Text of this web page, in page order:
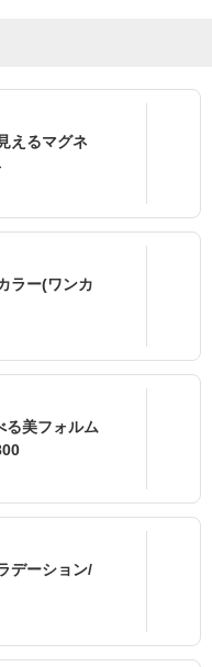
えるマグネ
ラー(ワンカ
る美フォルム
デーション/